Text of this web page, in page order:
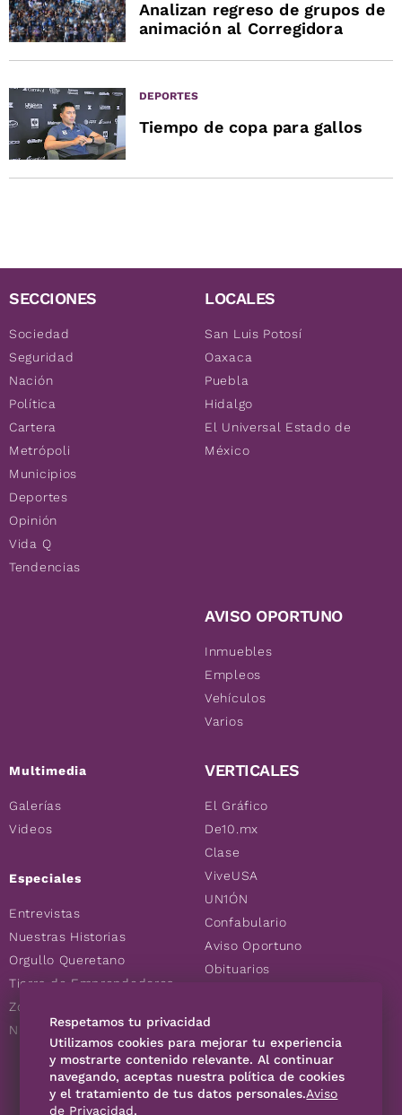
Analizan regreso de grupos de
animación al Corregidora
DEPORTES
Tiempo de copa para gallos
SECCIONES
Sociedad
Seguridad
Nación
Política
Cartera
Metrópoli
Municipios
Deportes
Opinión
Vida Q
Tendencias
Multimedia
Galerías
Videos
Especiales
Entrevistas
Nuestras Historias
Orgullo Queretano
Tierra de Emprendedores
Zoociales
Nuevos Queretanos
LOCALES
San Luis Potosí
Oaxaca
Puebla
Hidalgo
El Universal Estado de
México
AVISO OPORTUNO
Inmuebles
Empleos
Vehículos
Varios
VERTICALES
El Gráfico
De10.mx
Clase
ViveUSA
UN1ÓN
Confabulario
Aviso Oportuno
Obituarios
Consultas
SÍGUENOS
Respetamos tu privacidad
Utilizamos cookies para mejorar tu experiencia
y mostrarte contenido relevante. Al continuar
navegando, aceptas nuestra política de cookies
y el tratamiento de tus datos personales.Aviso
de Privacidad.